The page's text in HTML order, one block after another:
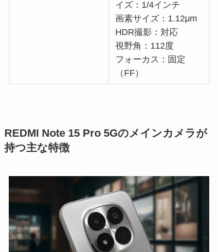
イズ：1/4インチ
画素サイズ：1.12μm
HDR撮影：対応
視野角：112度
フォーカス：固定
（FF）
REDMI Note 15 Pro 5Gのメインカメラが
持つ主な特徴